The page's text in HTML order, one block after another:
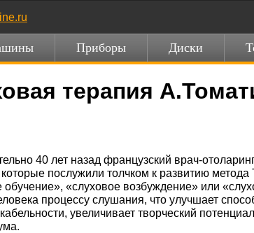
Приборы Диски
терапия
40 лет назад французский врач-
послужили толчком к развитию
обучение», «слуховое возбуждение» или
процессу слушания, что улучшает
увеличивает творческий